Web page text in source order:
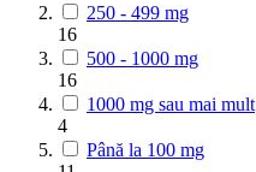
250 - 499 mg
16
500 - 1000 mg
16
1000 mg sau mai mult
4
Până la 100 mg